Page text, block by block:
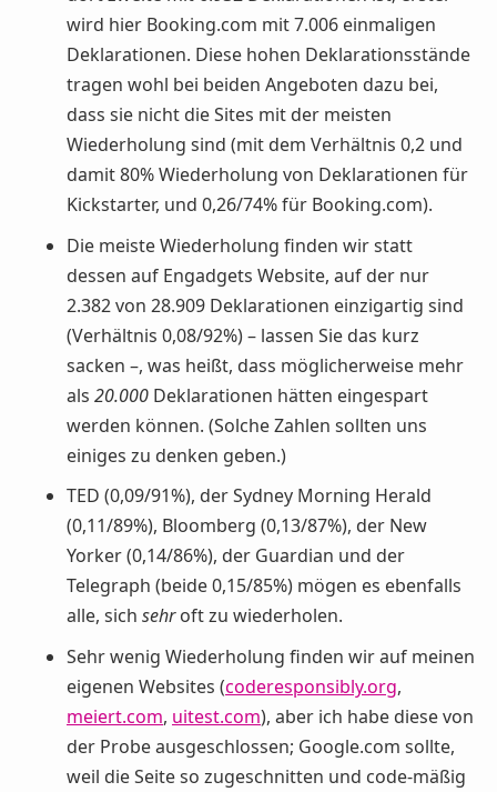
wird hier Booking.com mit 7.006 einmaligen
Deklarationen. Diese hohen Deklarationsstände
tragen wohl bei beiden Angeboten dazu bei,
dass sie nicht die Sites mit der meisten
Wiederholung sind (mit dem Verhältnis 0,2 und
damit 80% Wiederholung von Deklarationen für
Kickstarter, und 0,26/74% für Booking.com).
Die meiste Wiederholung finden wir statt
dessen auf Engadgets Website, auf der nur
2.382 von 28.909 Deklarationen einzigartig sind
(Verhältnis 0,08/92%) – lassen Sie das kurz
sacken –, was heißt, dass möglicherweise mehr
als 20.000 Deklarationen hätten eingespart
werden können. (Solche Zahlen sollten uns
einiges zu denken geben.)
TED (0,09/91%), der Sydney Morning Herald
(0,11/89%), Bloomberg (0,13/87%), der New
Yorker (0,14/86%), der Guardian und der
Telegraph (beide 0,15/85%) mögen es ebenfalls
alle, sich sehroft zu wiederholen.
Sehr wenig Wiederholung finden wir auf meinen
eigenen Websites (coderesponsibly.org,
meiert.com, uitest.com), aber ich habe diese von
der Probe ausgeschlossen; Google.com sollte,
weil die Seite so zugeschnitten und code-mäßig